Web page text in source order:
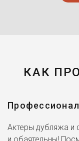
КАК
Актеры дубляжа и